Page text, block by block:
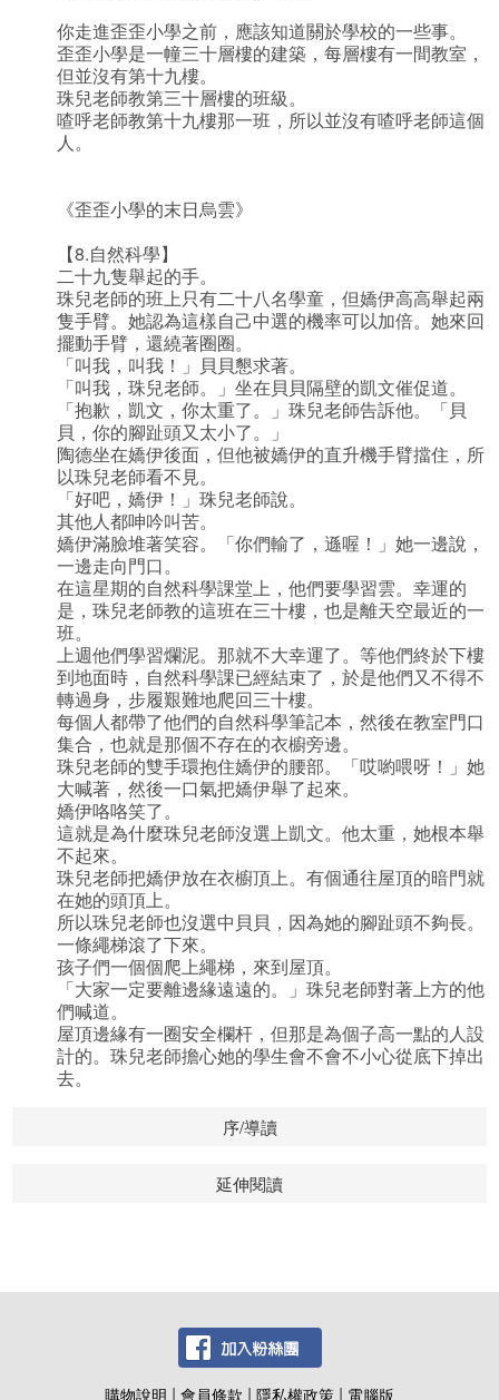
你走進歪歪小學之前，應該知道關於學校的一些事。
歪歪小學是一幢三十層樓的建築，每層樓有一間教室，
但並沒有第十九樓。
珠兒老師教第三十層樓的班級。
喳呼老師教第十九樓那一班，所以並沒有喳呼老師這個
人。
《歪歪小學的末日烏雲》
【8.自然科學】
二十九隻舉起的手。
珠兒老師的班上只有二十八名學童，但嬌伊高高舉起兩
隻手臂。她認為這樣自己中選的機率可以加倍。她來回
擺動手臂，還繞著圈圈。
「叫我，叫我！」貝貝懇求著。
「叫我，珠兒老師。」坐在貝貝隔壁的凱文催促道。
「抱歉，凱文，你太重了。」珠兒老師告訴他。「貝
貝，你的腳趾頭又太小了。」
陶德坐在嬌伊後面，但他被嬌伊的直升機手臂擋住，所
以珠兒老師看不見。
「好吧，嬌伊！」珠兒老師說。
其他人都呻吟叫苦。
嬌伊滿臉堆著笑容。「你們輸了，遜喔！」她一邊說，
一邊走向門口。
在這星期的自然科學課堂上，他們要學習雲。幸運的
是，珠兒老師教的這班在三十樓，也是離天空最近的一
班。
上週他們學習爛泥。那就不大幸運了。等他們終於下樓
到地面時，自然科學課已經結束了，於是他們又不得不
轉過身，步履艱難地爬回三十樓。
每個人都帶了他們的自然科學筆記本，然後在教室門口
集合，也就是那個不存在的衣櫥旁邊。
珠兒老師的雙手環抱住嬌伊的腰部。「哎喲喂呀！」她
大喊著，然後一口氣把嬌伊舉了起來。
嬌伊咯咯笑了。
這就是為什麼珠兒老師沒選上凱文。他太重，她根本舉
不起來。
珠兒老師把嬌伊放在衣櫥頂上。有個通往屋頂的暗門就
在她的頭頂上。
所以珠兒老師也沒選中貝貝，因為她的腳趾頭不夠長。
一條繩梯滾了下來。
孩子們一個個爬上繩梯，來到屋頂。
「大家一定要離邊緣遠遠的。」珠兒老師對著上方的他
們喊道。
屋頂邊緣有一圈安全欄杆，但那是為個子高一點的人設
計的。珠兒老師擔心她的學生會不會不小心從底下掉出
去。
序/導讀
延伸閱讀
購物說明 | 會員條款 | 隱私權政策 | 電腦版